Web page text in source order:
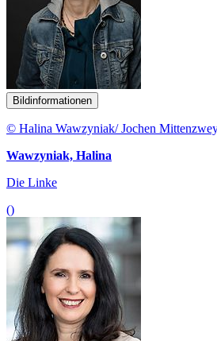
Bildinformationen
© Halina Wawzyniak/ Jochen
Wawzyniak, Halina
Die Linke
()